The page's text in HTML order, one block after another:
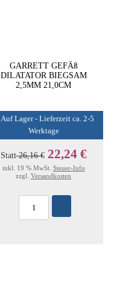
GARRETT GEFÄß
DILATATOR BIEGSAM
2,5MM 21,0CM
Auf Lager - Lieferzeit ca. 2-5
Werktage
Statt26,16 € 22,24 €
inkl. 19 % MwSt. Steuer-Info
zzgl. Versandkosten